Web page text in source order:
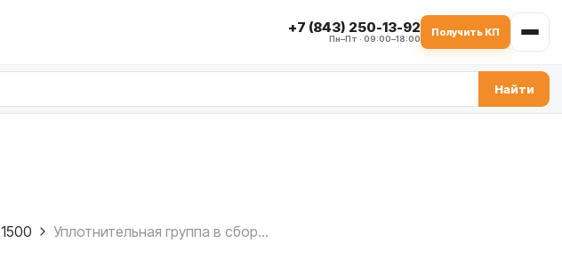
+7 (843) 250-13-92
Пн–Пт · 09:00–18:00
Получить КП
Найти
1500 Уплотнительная группа в сборе C.M. MB 1500 — со свободной стороны